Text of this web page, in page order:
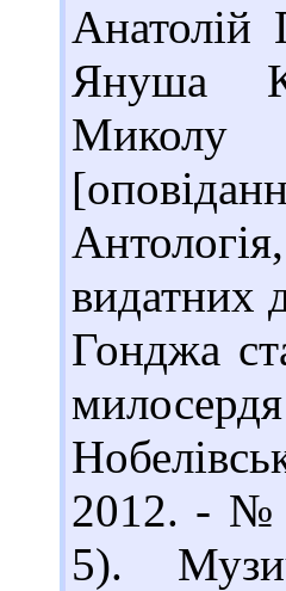
Януша
Миколу
видатних
Гонджа
2012. - №
5).